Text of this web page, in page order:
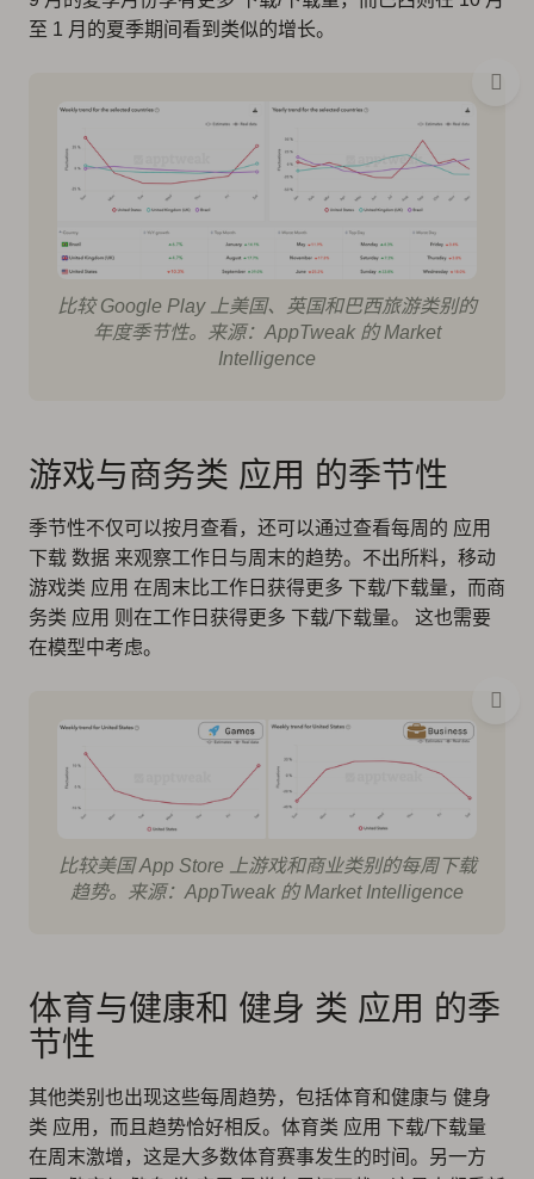
至 1 月的夏季期间看到类似的增长。
比较 Google Play 上美国、英国和巴西旅游类别的
年度季节性。来源：AppTweak 的 Market
Intelligence
游戏与商务类 应用 的季节性
季节性不仅可以按月查看，还可以通过查看每周的 应用
下载 数据 来观察工作日与周末的趋势。不出所料，移动
游戏类 应用 在周末比工作日获得更多 下载/下载量，而商
务类 应用 则在工作日获得更多 下载/下载量。 这也需要
在模型中考虑。
比较美国 App Store 上游戏和商业类别的每周下载
趋势。来源：AppTweak 的 Market Intelligence
体育与健康和 健身 类 应用 的季
节性
其他类别也出现这些每周趋势，包括体育和健康与 健身
类 应用，而且趋势恰好相反。体育类 应用 下载/下载量
在周末激增，这是大多数体育赛事发生的时间。另一方